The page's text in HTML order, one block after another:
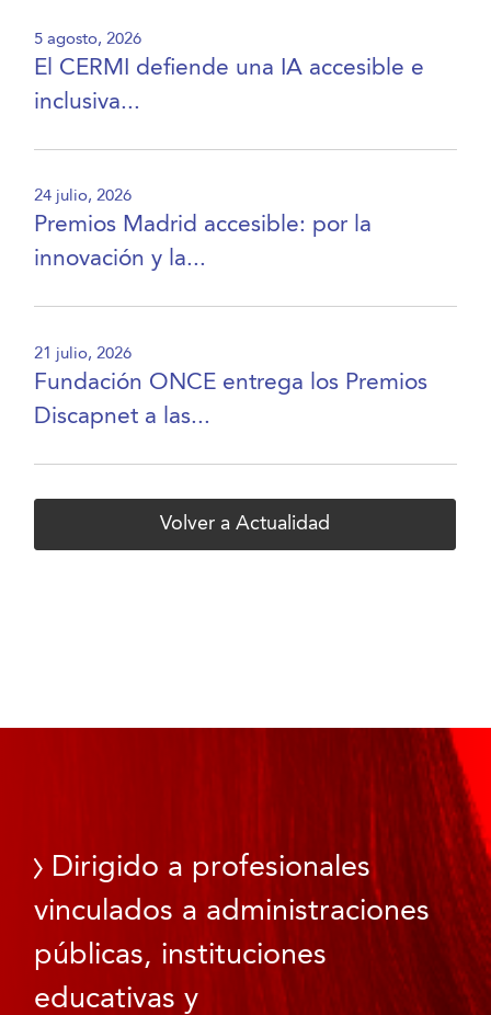
5 agosto, 2026
El CERMI defiende una IA accesible e
inclusiva...
24 julio, 2026
Premios Madrid accesible: por la
innovación y la...
21 julio, 2026
Fundación ONCE entrega los Premios
Discapnet a las...
Volver a Actualidad
Dirigido a profesionales
vinculados a administraciones
públicas, instituciones
educativas y